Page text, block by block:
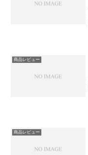
商品レビュー
商品レビュー